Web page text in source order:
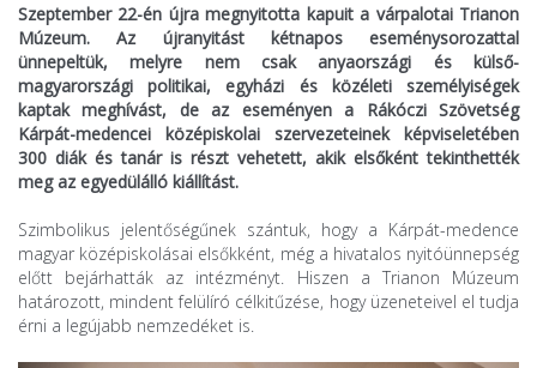
Szeptember 22-én újra megnyitotta kapuit a várpalotai Trianon
Múzeum. Az újranyitást kétnapos eseménysorozattal
ünnepeltük, melyre nem csak anyaországi és külső-
magyarországi politikai, egyházi és közéleti személyiségek
kaptak meghívást, de az eseményen a Rákóczi Szövetség
Kárpát-medencei középiskolai szervezeteinek képviseletében
300 diák és tanár is részt vehetett, akik elsőként tekinthették
meg az egyedülálló kiállítást.
Szimbolikus jelentőségűnek szántuk, hogy a Kárpát-medence
magyar középiskolásai elsőkként, még a hivatalos nyitóünnepség
előtt bejárhatták az intézményt. Hiszen a Trianon Múzeum
határozott, mindent felülíró célkitűzése, hogy üzeneteivel el tudja
érni a legújabb nemzedéket is.